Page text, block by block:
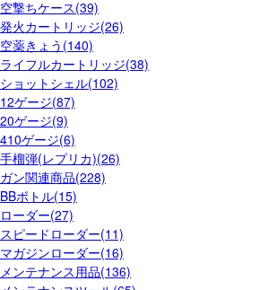
空撃ちケース(39)
発火カートリッジ(26)
空薬きょう(140)
ライフルカートリッジ(38)
ショットシェル(102)
12ゲージ(87)
20ゲージ(9)
410ゲージ(6)
手榴弾(レプリカ)(26)
ガン関連商品(228)
BBボトル(15)
ローダー(27)
スピードローダー(11)
マガジンローダー(16)
メンテナンス用品(136)